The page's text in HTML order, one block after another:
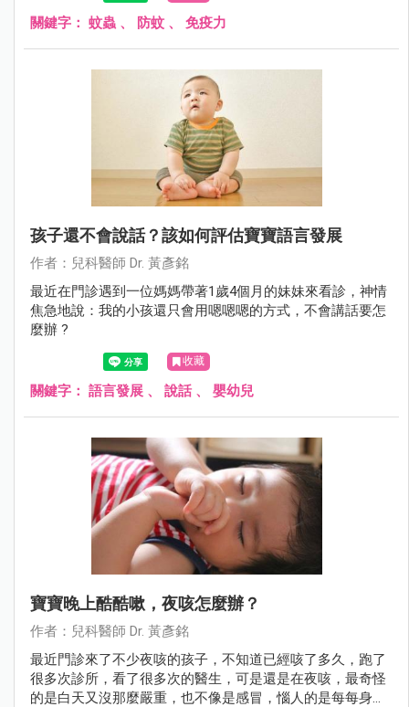
關鍵字： 蚊蟲 、 防蚊 、 免疫力
孩子還不會說話？該如何評估寶寶語言發展
作者：兒科醫師 Dr. 黃彥銘
最近在門診遇到一位媽媽帶著1歲4個月的妹妹來看診，神情
焦急地說：我的小孩還只會用嗯嗯嗯的方式，不會講話要怎
麼辦 ?
收藏
關鍵字： 語言發展 、 說話、 嬰幼兒
寶寶晚上酷酷嗽，夜咳怎麼辦？
作者：兒科醫師 Dr. 黃彥銘
最近門診來了不少夜咳的孩子，不知道已經咳了多久，跑了
很多次診所，看了很多次的醫生，可是還是在夜咳，最奇怪
的是白天又沒那麼嚴重，也不像是感冒，惱人的是每每身體